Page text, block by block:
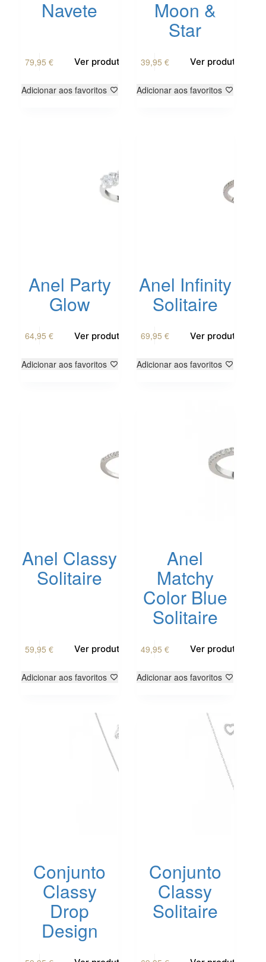
Navete
79,95€ Ver produto
Adicionar aos favoritos
Moon &
Star
39,95 € Ver produto
Adicionar aos favoritos
Anel Party
Glow
64,95€ Ver produto
Adicionar aos favoritos
Anel Infinity
Solitaire
69,95 € Ver produto
Adicionar aos favoritos
Anel Classy
Solitaire
59,95€ Ver produto
Adicionar aos favoritos
Anel
Matchy
Color Blue
Solitaire
49,95 € Ver produto
Adicionar aos favoritos
Conjunto
Classy
Drop
Design
Conjunto
Classy
Solitaire